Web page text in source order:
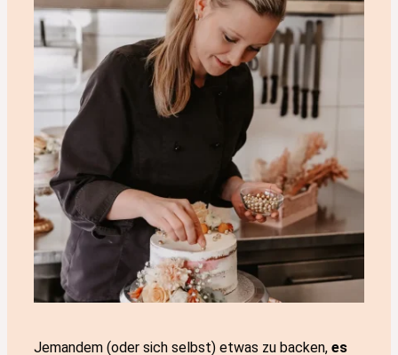
Jemandem (oder sich selbst) etwas zu backen, es